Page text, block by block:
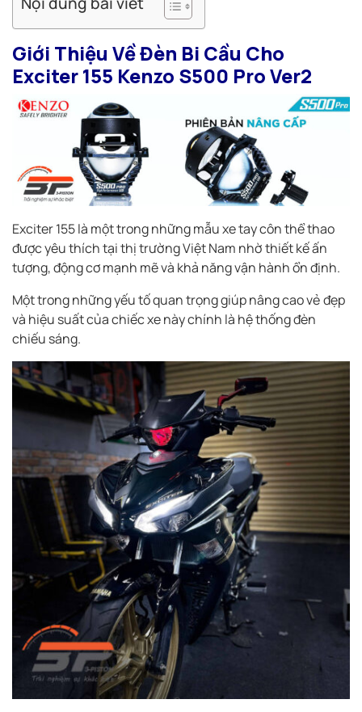
Giới Thiệu Về Đèn Bi Cầu Cho
Exciter 155 Kenzo S500 Pro Ver2
Exciter 155 là một trong những mẫu xe tay côn thể thao
được yêu thích tại thị trường Việt Nam nhờ thiết kế ấn
tượng, động cơ mạnh mẽ và khả năng vận hành ổn định.
Một trong những yếu tố quan trọng giúp nâng cao vẻ đẹp
và hiệu suất của chiếc xe này chính là hệ thống đèn
chiếu sáng.